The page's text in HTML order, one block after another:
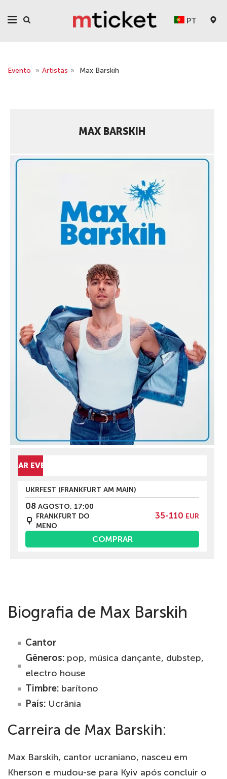
PT
Evento » Artistas » Max Barskih
MAX BARSKIH
EVENTOS
UKRFEST (FRANKFURT AM MAIN)
08 AGOSTO, 17:00
FRANKFURT DO
MENO
35-110 EUR
COMPRAR
Biografia de Max Barskih
Cantor
Gêneros: pop, música dançante, dubstep,
electro house
Timbre: barítono
País: Ucrânia
Carreira de Max Barskih:
Max Barskih, cantor ucraniano, nasceu em
Kherson e mudou-se para Kyiv após concluir o